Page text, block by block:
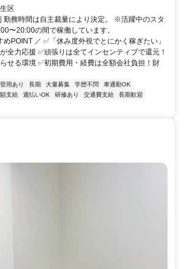
負担）
区
勤務時間は自主裁量により決定。 ※活躍中のスタ
〜20:00の間で稼働しています。
POINT ／ ✅「休み度外視でとにかく稼ぎたい」
全力応援 ✅頑張りは全てインセンティブで還元！
せる環境 ✅初期費用・経費は全額会社負担！財
用あり 長期 大量募集 学歴不問
車通勤OK
支給 週払いOK 研修あり 交通費支給
長期歓迎